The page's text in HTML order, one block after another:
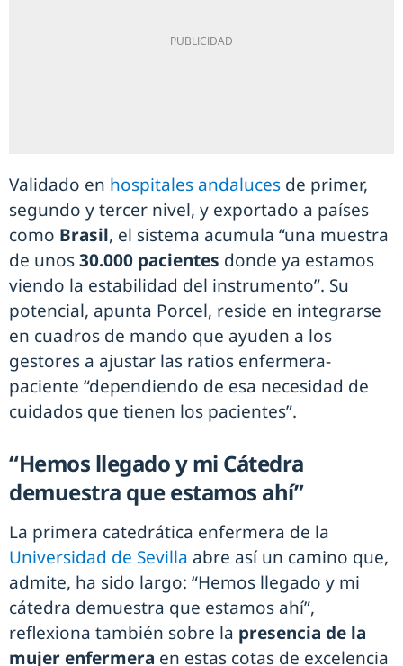
Validado en hospitales andaluces de primer,
segundo y tercer nivel, y exportado a países
como Brasil, el sistema acumula “una muestra
de unos30.000 pacientes donde ya estamos
viendo la estabilidad del instrumento”. Su
potencial, apunta Porcel, reside en integrarse
en cuadros de mando que ayuden a los
gestores a ajustar las ratios enfermera-
paciente “dependiendo de esa necesidad de
cuidados que tienen los pacientes”.
“Hemos llegado y mi Cátedra
demuestra que estamos ahí”
La primera catedrática enfermera de la
Universidad de Sevilla abre así un camino que,
admite, ha sido largo: “Hemos llegado y mi
cátedra demuestra que estamos ahí”,
reflexiona también sobre la presencia de la
mujer enfermera en estas cotas de excelencia